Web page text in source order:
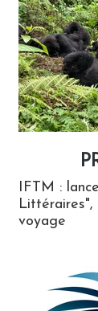
IFTM :
Littéraires",
voyage